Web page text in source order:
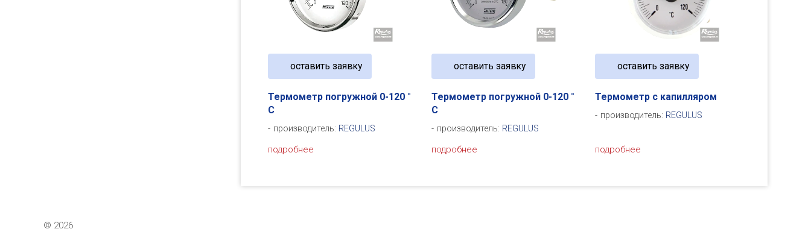
Термометр погружной 0-120 °
C
производитель: REGULUS
подробнее
оставить заявку
Термометр погружной 0-120 °
C
производитель: REGULUS
подробнее
оставить заявку
Термометр с капилляром
производитель: REGULUS
подробнее
оставить заявку
© 2026